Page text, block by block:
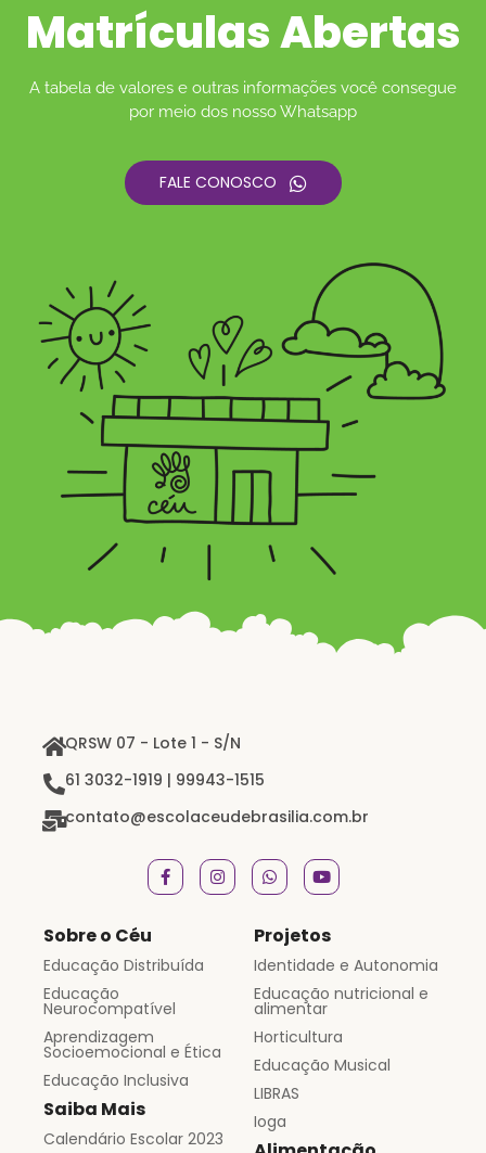
Matrículas Abertas
A tabela de valores e outras informações você consegue
por meio dos nosso Whatsapp
FALE CONOSCO
QRSW 07 - Lote 1 - S/N
61 3032-1919 | 99943-1515
contato@escolaceudebrasilia.com.br
Sobre o Céu
Educação Distribuída
Educação
Neurocompatível
Aprendizagem
Socioemocional e Ética
Educação Inclusiva
Saiba Mais
Calendário Escolar 2023
Projetos
Identidade e Autonomia
Educação nutricional e
alimentar
Horticultura
Educação Musical
LIBRAS
Ioga